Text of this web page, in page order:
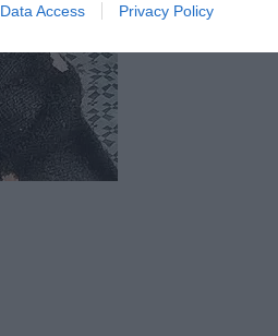
Data Access Privacy Policy